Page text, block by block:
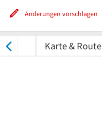
Änderungen vorschlagen
Karte & Route